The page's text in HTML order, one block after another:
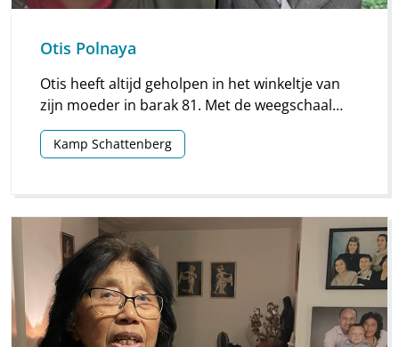
Otis Polnaya
Otis heeft altijd geholpen in het winkeltje van
zijn moeder in barak 81. Met de weegschaal
wist hij, als kind al, hoe je een halve of een hele
kilo moest afwegen of het nou suiker is of
Kamp Schattenberg